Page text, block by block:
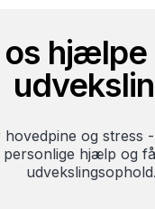
os hjælpe
hovedpine og stress
hjælp og
udvekslingsophold.